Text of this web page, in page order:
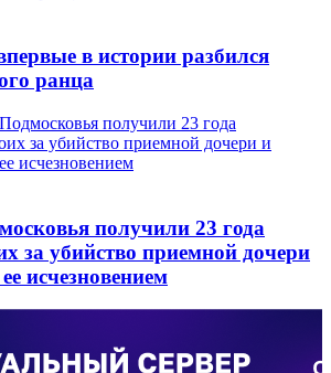
в истории разбился
ранца
получили 23 года
за убийство приемной дочери
исчезновением